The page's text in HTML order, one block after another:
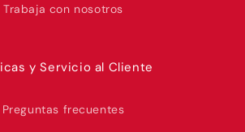
Trabaja con nosotros
y Servicio al Cliente
Preguntas frecuentes